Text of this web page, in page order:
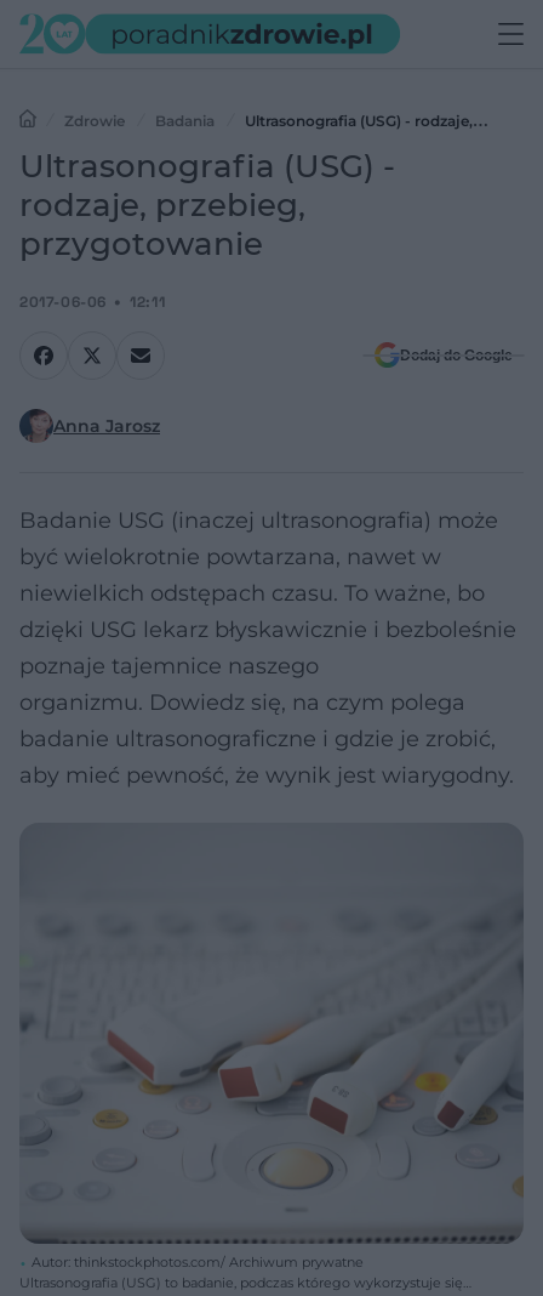
Zdrowie Badania
Ultrasonografia (USG) - rodzaje,
przebieg, przygotowanie
Ultrasonografia (USG) -
rodzaje, przebieg,
przygotowanie
2017-06-06 12:11
Dodaj do Google
Anna Jarosz
Badanie USG (inaczej ultrasonografia) może
być wielokrotnie powtarzana, nawet w
niewielkich odstępach czasu. To ważne, bo
dzięki USG lekarz błyskawicznie i bezboleśnie
poznaje tajemnice naszego
organizmu. Dowiedz się, na czym polega
badanie ultrasonograficzne i gdzie je zrobić,
aby mieć pewność, że wynik jest wiarygodny.
Autor: thinkstockphotos.com/ Archiwum prywatne
Ultrasonografia (USG) to badanie, podczas którego wykorzystuje się